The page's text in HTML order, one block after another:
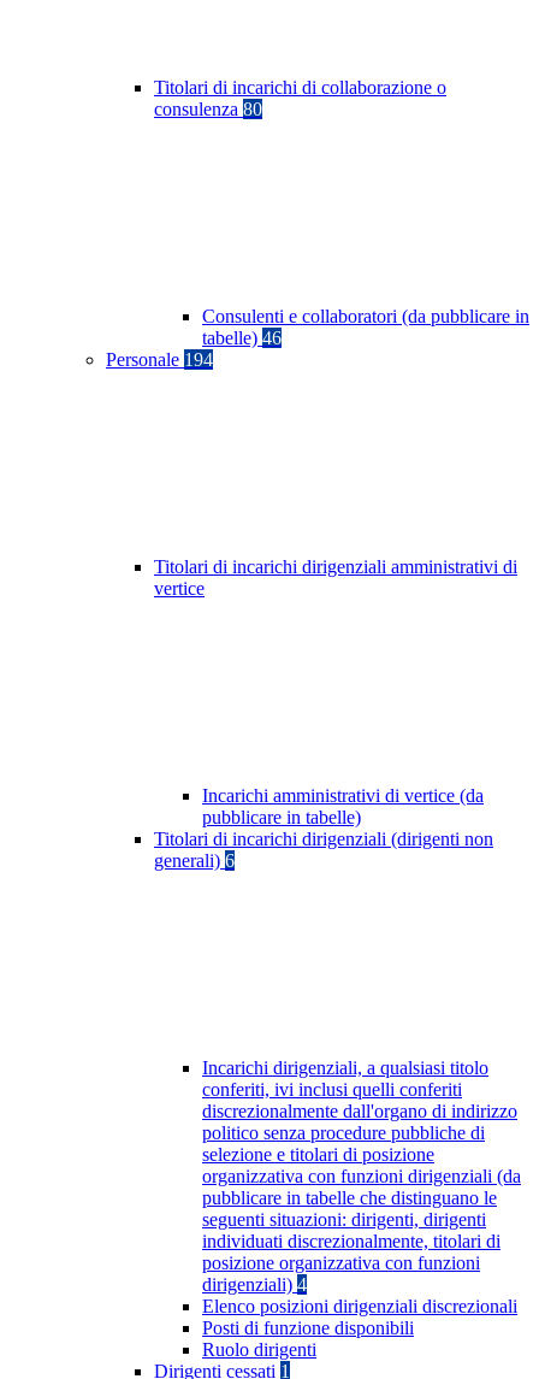
Titolari di incarichi di collaborazione o
consulenza 80
Consulenti e collaboratori (da pubblicare in
tabelle) 46
Personale 194
Titolari di incarichi dirigenziali amministrativi di
vertice
Incarichi amministrativi di vertice (da
pubblicare in tabelle)
Titolari di incarichi dirigenziali (dirigenti non
generali) 6
Incarichi dirigenziali, a qualsiasi titolo
conferiti, ivi inclusi quelli conferiti
discrezionalmente dall'organo di indirizzo
politico senza procedure pubbliche di
selezione e titolari di posizione
organizzativa con funzioni dirigenziali (da
pubblicare in tabelle che distinguano le
seguenti situazioni: dirigenti, dirigenti
individuati discrezionalmente, titolari di
posizione organizzativa con funzioni
dirigenziali) 4
Elenco posizioni dirigenziali discrezionali
Posti di funzione disponibili
Ruolo dirigenti
Dirigenti cessati 1